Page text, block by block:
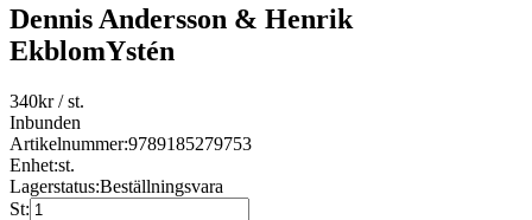
Dennis Andersson & Henrik
EkblomYstén
340kr/ st.
Inbunden
Artikelnummer:9789185279753
Enhet:st.
Lagerstatus:Beställningsvara
St: